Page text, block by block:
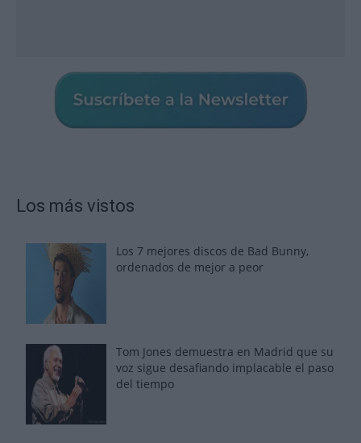
Los más vistos
Los 7 mejores discos de Bad Bunny,
ordenados de mejor a peor
Tom Jones demuestra en Madrid que su
voz sigue desafiando implacable el paso
del tiempo